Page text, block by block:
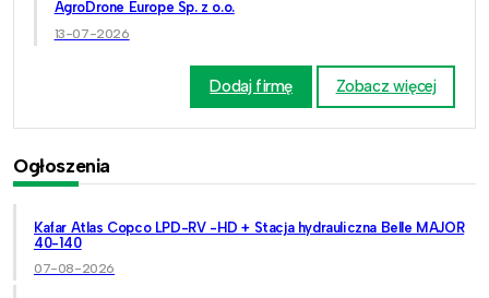
AgroDrone Europe Sp. z o.o.
13-07-2026
Dodaj firmę Zobacz więcej
Ogłoszenia
Kafar Atlas Copco LPD-RV -HD + Stacja hydrauliczna Belle MAJOR
40-140
07-08-2026